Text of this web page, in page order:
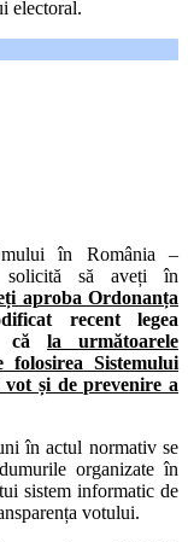
electoral.
în România –
solicită să aveți în
aproba Ordonanța
recent legea
că la următoarele
folosirea Sistemului
și de prevenire a
în actul normativ se
organizate în
sistem informatic de
votului.